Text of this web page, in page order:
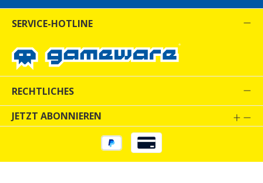
SERVICE-HOTLINE
RECHTLICHES
JETZT ABONNIEREN